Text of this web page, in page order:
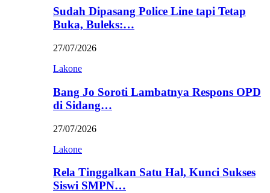
Sudah Dipasang Police Line tapi Tetap
Buka, Buleks:…
27/07/2026
Lakone
Bang Jo Soroti Lambatnya Respons OPD
di Sidang…
27/07/2026
Lakone
Rela Tinggalkan Satu Hal, Kunci Sukses
Siswi SMPN…